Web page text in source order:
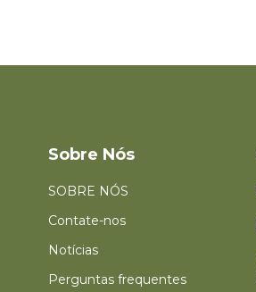
Sobre Nós
SOBRE NÓS
Contate-nos
Notícias
Perguntas frequentes